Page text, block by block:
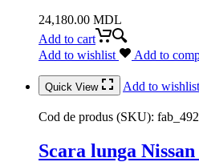
24,180.00 MDL
Add to cart
Add to wishlist
Add to
Quick View Add to wishlist
Cod de produs (SKU): fab_492
Scara lunga